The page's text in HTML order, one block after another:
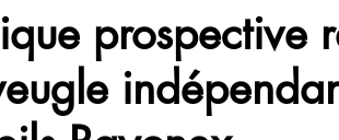
prospective